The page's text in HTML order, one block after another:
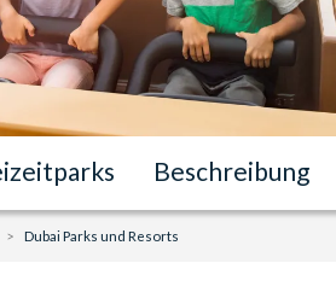
Beschreibung
Dubai Parks und Resorts